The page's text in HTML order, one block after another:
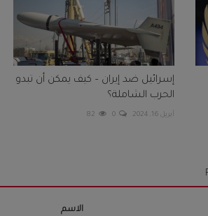
إسرائيل ضد إيران – كيف يمكن أن تبدو
الحرب الشاملة؟
أبريل 16, 2024 0
82
الاسم